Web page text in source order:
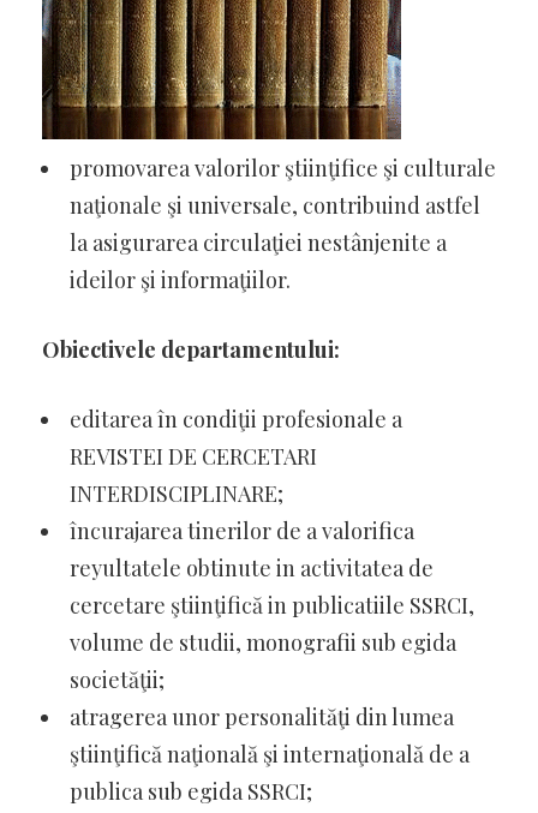
promovarea valorilor ştiinţifice şi culturale
naţionale şi universale, contribuind astfel
la asigurarea circulaţiei nestânjenite a
ideilor şi informaţiilor.
Obiectivele departamentului:
editarea în condiţii profesionale a
REVISTEI DE CERCETARI
INTERDISCIPLINARE;
încurajarea tinerilor de a valorifica
reyultatele obtinute in activitatea de
cercetare ştiinţifică in publicatiile SSRCI,
volume de studii, monografii sub egida
societăţii;
atragerea unor personalităţi din lumea
ştiinţifică naţională şi internaţională de a
publica sub egida SSRCI;